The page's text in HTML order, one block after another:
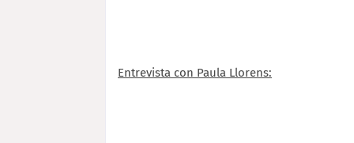
Entrevista con Paula Llorens: